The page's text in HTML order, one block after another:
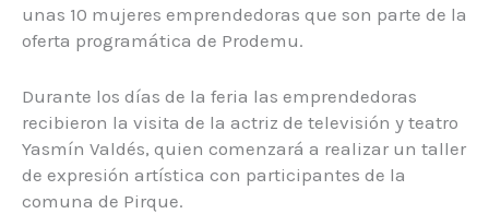
unas 10 mujeres emprendedoras que son parte de la
oferta programática de Prodemu.
Durante los días de la feria las emprendedoras
recibieron la visita de la actriz de televisión y teatro
Yasmín Valdés, quien comenzará a realizar un taller
de expresión artística con participantes de la
comuna de Pirque.